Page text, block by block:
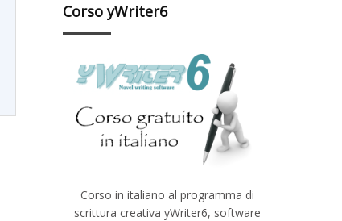
Corso yWriter6
Corso in italiano al programma di
scrittura creativa yWriter6, software